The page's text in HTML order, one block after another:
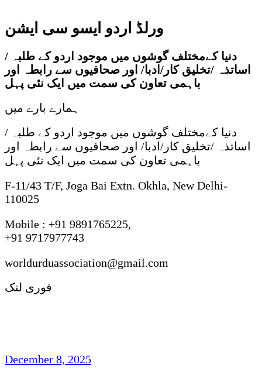
ورلڈ اردو ایسو سی ایشن
دنیا کےمختلف گوشوں میں موجود اردو کے طلبہ /
اساتذہ /تخلیق کار/ادبا/ اور صحافیوں سے رابطہ اور
باہمی تعاون کی سمت میں ایک نئی پہل
ہمارے بارے میں
دنیا کےمختلف گوشوں میں موجود اردو کے طلبہ /
اساتذہ /تخلیق کار/ادبا/ اور صحافیوں سے رابطہ اور
باہمی تعاون کی سمت میں ایک نئی پہل
F-11/43 T/F, Joga Bai Extn. Okhla, New Delhi-
110025
Mobile : +91 9891765225,
+91 9717977743
worldurduassociation@gmail.com
فوری لنک
December 8, 2025